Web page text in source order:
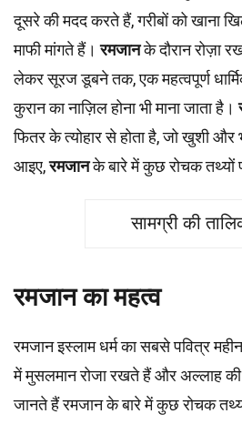
दूसरे की मदद करते हैं, गरीबों को खाना
माफी मांगते हैं।रमजानके दौरान रोज़ा
लेकर सूरज डूबने तक, एक महत्वपूर्ण
कुरान का नाज़िल होना भी माना जाता है।
फितर के त्योहार से होता है, जो खुशी और
आइए,रमजानके बारे में कुछ रोचक तथ्यों
सामग्री की
रमजान का महत्व
रमजान इस्लाम धर्म का सबसे पवित्र
में मुसलमान रोजा रखते हैं और अल्लाह
जानते हैं रमजान के बारे में कुछ रोचक